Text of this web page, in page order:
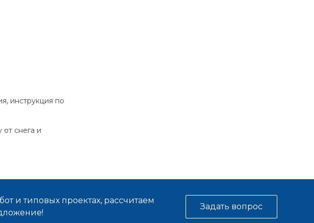
инструкция по
снега и
и типовых проектах, рассчитаем
Задать вопрос